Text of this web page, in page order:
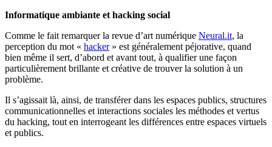
Informatique ambiante et hacking social
Comme le fait remarquer la revue d’art numérique Neural.it, la
perception du mot « hacker» est généralement péjorative, quand
bien même il sert, d’abord et avant tout, à qualifier une façon
particulièrement brillante et créative de trouver la solution à un
problème.
Il s’agissait là, ainsi, de transférer dans les espaces publics, structures
communicationnelles et interactions sociales les méthodes et vertus
du hacking, tout en interrogeant les différences entre espaces virtuels
et publics.